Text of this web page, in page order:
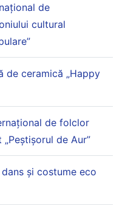
de
cultural
de ceramică „Happy
de folclor
de Aur”
și costume eco